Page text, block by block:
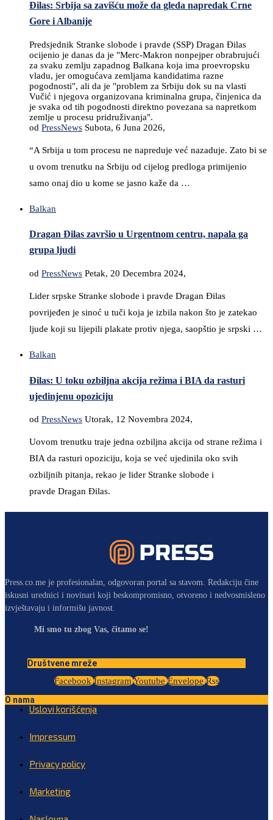
Đilas: Srbija sa zavišću može da gleda napredak Crne
Gore i Albanije
Predsjednik Stranke slobode i pravde (SSP) Dragan Đilas
ocijenio je danas da je "Merc-Makron nonpejper obrabrujući
za svaku zemlju zapadnog Balkana koja ima proevropsku
vladu, jer omogućava zemljama kandidatima razne
pogodnosti", ali da je "problem za Srbiju dok su na vlasti
Vučić i njegova organizovana kriminalna grupa, činjenica da
je svaka od tih pogodnosti direktno povezana sa napretkom
zemlje u procesu pridruživanja".
od PressNews Subota, 6 Juna 2026,
“A Srbija u tom procesu ne napreduje već nazaduje. Zato bi se
u ovom trenutku na Srbiju od cijelog predloga primijenio
samo onaj dio u kome se jasno kaže da …
Balkan
Dragan Đilas završio u Urgentnom centru, napala ga
grupa ljudi
od PressNews Petak, 20 Decembra 2024,
Lider srpske Stranke slobode i pravde Dragan Đilas
povrijeđen je sinoć u tuči koja je izbila nakon što je zatekao
ljude koji su lijepili plakate protiv njega, saopštio je srpski …
Balkan
Đilas: U toku ozbiljna akcija režima i BIA da rasturi
ujedinjenu opoziciju
od PressNews Utorak, 12 Novembra 2024,
Uovom trenutku traje jedna ozbiljna akcija od strane režima i
BIA da rasturi opoziciju, koja se već ujedinila oko svih
ozbiljnih pitanja, rekao je lider Stranke slobode i
pravde Dragan Đilas.
Press.co.me je profesionalan, odgovoran portal sa stavom. Redakciju čine
iskusni urednici i novinari koji beskompromisno, otvoreno i nedvosmisleno
izvještavaju i informišu javnost.
Mi smo tu zbog Vas, čitamo se!
Društvene mreže
Facebook InstagramYoutube Envelope Rss
O nama
Uslovi korišćenja
Impressum
Privacy policy
Marketing